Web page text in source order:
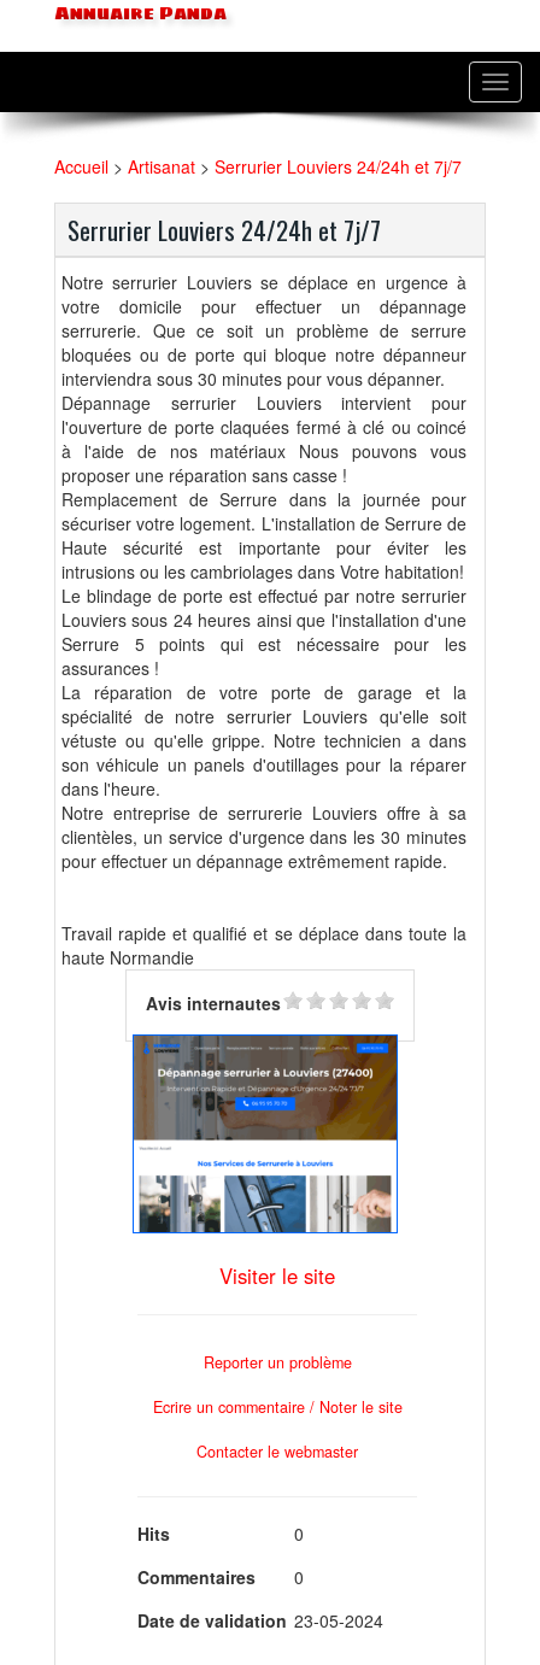
Annuaire Panda
Accueil > Artisanat > Serrurier Louviers 24/24h et 7j/7
Serrurier Louviers 24/24h et 7j/7
Notre serrurier Louviers se déplace en urgence à
votre domicile pour effectuer un dépannage
serrurerie. Que ce soit un problème de serrure
bloquées ou de porte qui bloque notre dépanneur
interviendra sous 30 minutes pour vous dépanner.
Dépannage serrurier Louviers intervient pour
l'ouverture de porte claquées fermé à clé ou coincé
à l'aide de nos matériaux Nous pouvons vous
proposer une réparation sans casse !
Remplacement de Serrure dans la journée pour
sécuriser votre logement. L'installation de Serrure de
Haute sécurité est importante pour éviter les
intrusions ou les cambriolages dans Votre habitation!
Le blindage de porte est effectué par notre serrurier
Louviers sous 24 heures ainsi que l'installation d'une
Serrure 5 points qui est nécessaire pour les
assurances !
La réparation de votre porte de garage et la
spécialité de notre serrurier Louviers qu'elle soit
vétuste ou qu'elle grippe. Notre technicien a dans
son véhicule un panels d'outillages pour la réparer
dans l'heure.
Notre entreprise de serrurerie Louviers offre à sa
clientèles, un service d'urgence dans les 30 minutes
pour effectuer un dépannage extrêmement rapide.
Travail rapide et qualifié et se déplace dans toute la
haute Normandie
Avis internautes
Visiter le site
Reporter un problème
Ecrire un commentaire / Noter le site
Contacter le webmaster
Hits
0
Commentaires
0
Date de validation 23-05-2024